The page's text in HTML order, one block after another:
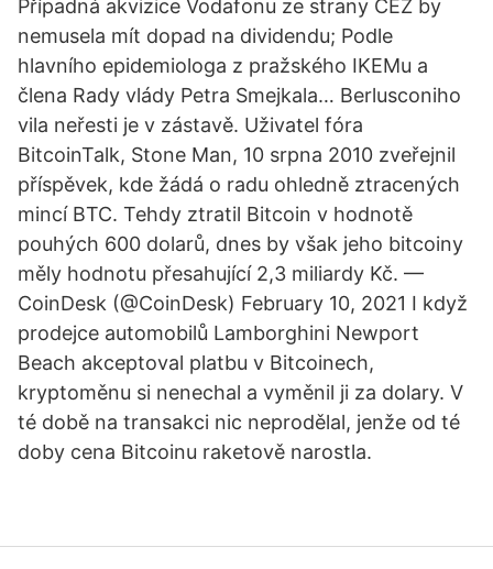
Případná akvizice Vodafonu ze strany ČEZ by
nemusela mít dopad na dividendu; Podle
hlavního epidemiologa z pražského IKEMu a
člena Rady vlády Petra Smejkala… Berlusconiho
vila neřesti je v zástavě. Uživatel fóra
BitcoinTalk, Stone Man, 10 srpna 2010 zveřejnil
příspěvek, kde žádá o radu ohledně ztracených
mincí BTC. Tehdy ztratil Bitcoin v hodnotě
pouhých 600 dolarů, dnes by však jeho bitcoiny
měly hodnotu přesahující 2,3 miliardy Kč. —
CoinDesk (@CoinDesk) February 10, 2021 I když
prodejce automobilů Lamborghini Newport
Beach akceptoval platbu v Bitcoinech,
kryptoměnu si nenechal a vyměnil ji za dolary. V
té době na transakci nic neprodělal, jenže od té
doby cena Bitcoinu raketově narostla.